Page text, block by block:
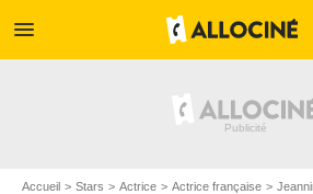
menu
Accueil Stars Actrice Actrice française